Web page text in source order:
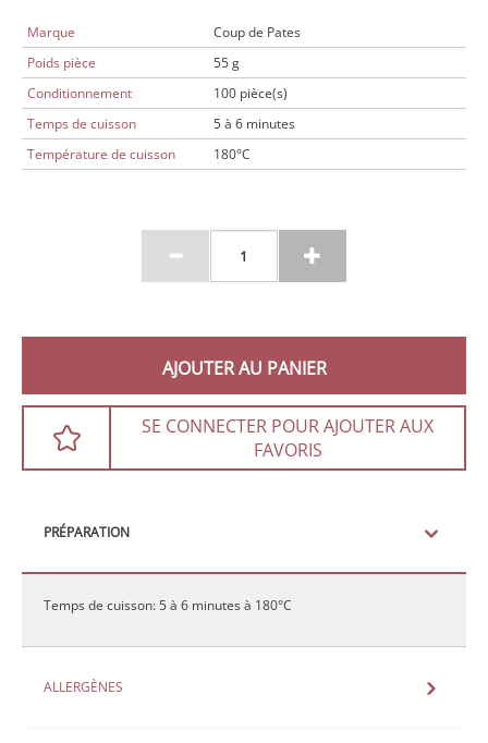
Marque
Coup de Pates
Poids pièce
55 g
Conditionnement
100 pièce(s)
Temps de cuisson
5 à 6 minutes
Température de cuisson
180°C
AJOUTER AU PANIER
SE CONNECTER POUR AJOUTER AUX
FAVORIS
PRÉPARATION
Temps de cuisson: 5 à 6 minutes à 180°C
ALLERGÈNES